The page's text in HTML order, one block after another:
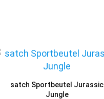
satch Sportbeutel Jurassic
Jungle